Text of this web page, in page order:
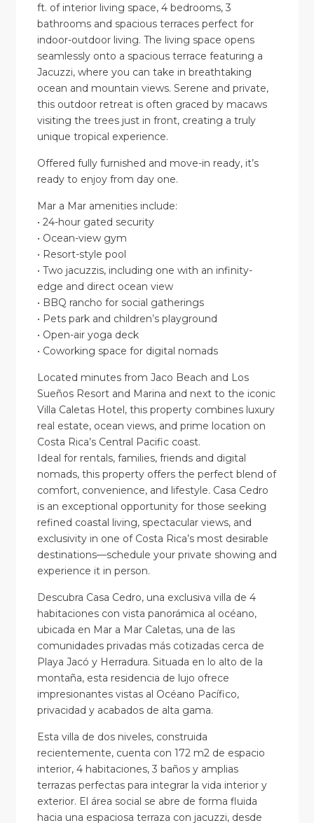
ft. of interior living space, 4 bedrooms, 3
bathrooms and spacious terraces perfect for
indoor-outdoor living. The living space opens
seamlessly onto a spacious terrace featuring a
Jacuzzi, where you can take in breathtaking
ocean and mountain views. Serene and private,
this outdoor retreat is often graced by macaws
visiting the trees just in front, creating a truly
unique tropical experience.
Offered fully furnished and move-in ready, it’s
ready to enjoy from day one.
Mar a Mar amenities include:
• 24-hour gated security
• Ocean-view gym
• Resort-style pool
• Two jacuzzis, including one with an infinity-
edge and direct ocean view
• BBQ rancho for social gatherings
• Pets park and children’s playground
• Open-air yoga deck
• Coworking space for digital nomads
Located minutes from Jaco Beach and Los
Sueños Resort and Marina and next to the iconic
Villa Caletas Hotel, this property combines luxury
real estate, ocean views, and prime location on
Costa Rica’s Central Pacific coast.
Ideal for rentals, families, friends and digital
nomads, this property offers the perfect blend of
comfort, convenience, and lifestyle. Casa Cedro
is an exceptional opportunity for those seeking
refined coastal living, spectacular views, and
exclusivity in one of Costa Rica’s most desirable
destinations—schedule your private showing and
experience it in person.
Descubra Casa Cedro, una exclusiva villa de 4
habitaciones con vista panorámica al océano,
ubicada en Mar a Mar Caletas, una de las
comunidades privadas más cotizadas cerca de
Playa Jacó y Herradura. Situada en lo alto de la
montaña, esta residencia de lujo ofrece
impresionantes vistas al Océano Pacífico,
privacidad y acabados de alta gama.
Esta villa de dos niveles, construida
recientemente, cuenta con 172 m2 de espacio
interior, 4 habitaciones, 3 baños y amplias
terrazas perfectas para integrar la vida interior y
exterior. El área social se abre de forma fluida
hacia una espaciosa terraza con jacuzzi, desde